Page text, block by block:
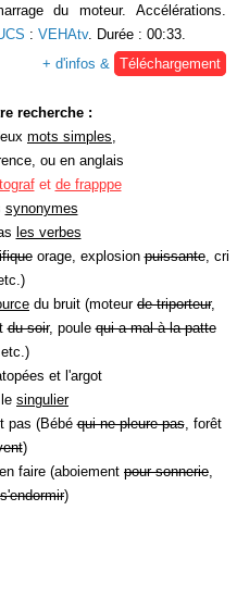
du moteur. Accélérations.
: VEHAtv. Durée : 00:33.
+ d'infos &
Téléchargement
recherche :
mots simples
ou en anglais
et de frapppe
synonymes
les verbes
orage, explosionpuissante, cri
etc.)
du bruit (moteur de triporteur,
du soir, poulequi a mal à la patte
, etc.)
et l'argot
singulier
pas (Bébéqui ne pleure pas, forêt
)
faire (aboiement pour sonnerie
)